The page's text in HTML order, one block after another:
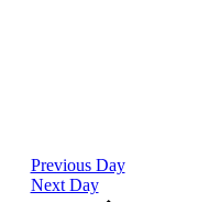
Previous Day
Next Day